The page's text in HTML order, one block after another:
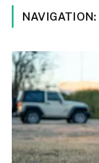
NAVIGATION: